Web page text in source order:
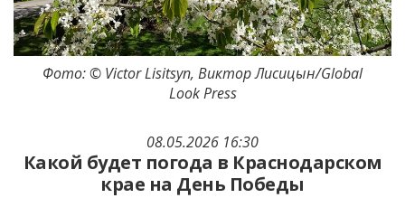
08.05.2026 16:30
Какой будет погода в Краснодарском
крае на День Победы
Фото: © Victor Lisitsyn, Виктор Лисицын/Global
Look Press